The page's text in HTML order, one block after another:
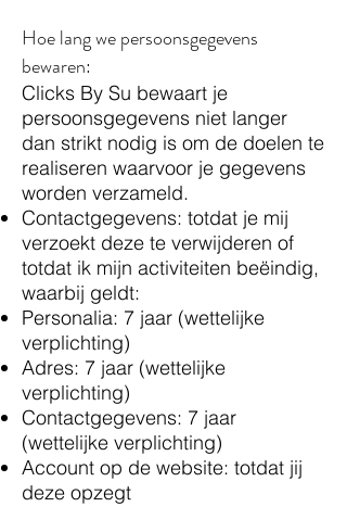
Hoe lang we persoonsgegevens
bewaren:
Clicks By Su bewaart je
persoonsgegevens niet langer
dan strikt nodig is om de doelen te
realiseren waarvoor je gegevens
worden verzameld.
Contactgegevens: totdat je mij
verzoekt deze te verwijderen of
totdat ik mijn activiteiten beëindig,
waarbij geldt:
Personalia: 7 jaar (wettelijke
verplichting)
Adres: 7 jaar (wettelijke
verplichting)
Contactgegevens: 7 jaar
(wettelijke verplichting)
Account op de website: totdat jij
deze opzegt